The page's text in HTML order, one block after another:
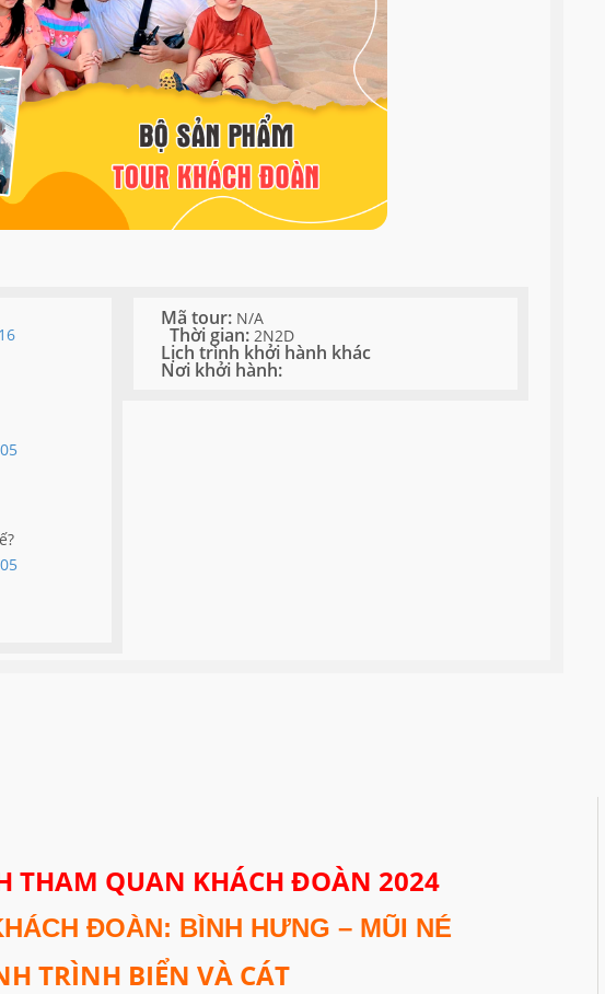
Mã tour: N/A
Thời gian:2N2D
Lịch trình khởi hành khác
Nơi khởi hành:
THAM QUAN KHÁCH ĐOÀN 2024
ĐOÀN: BÌNH HƯNG – MŨI NÉ
TRÌNH BIỂN VÀ CÁT